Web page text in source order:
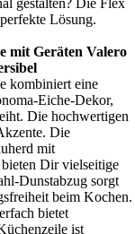
gestalten? Die Flex
Lösung.
mit Geräten Valero
kombiniert eine
Eiche-Dekor,
Die hochwertigen
Die
mit
Dir vielseitige
Dunstabzug sorgt
beim Kochen.
bietet
ist